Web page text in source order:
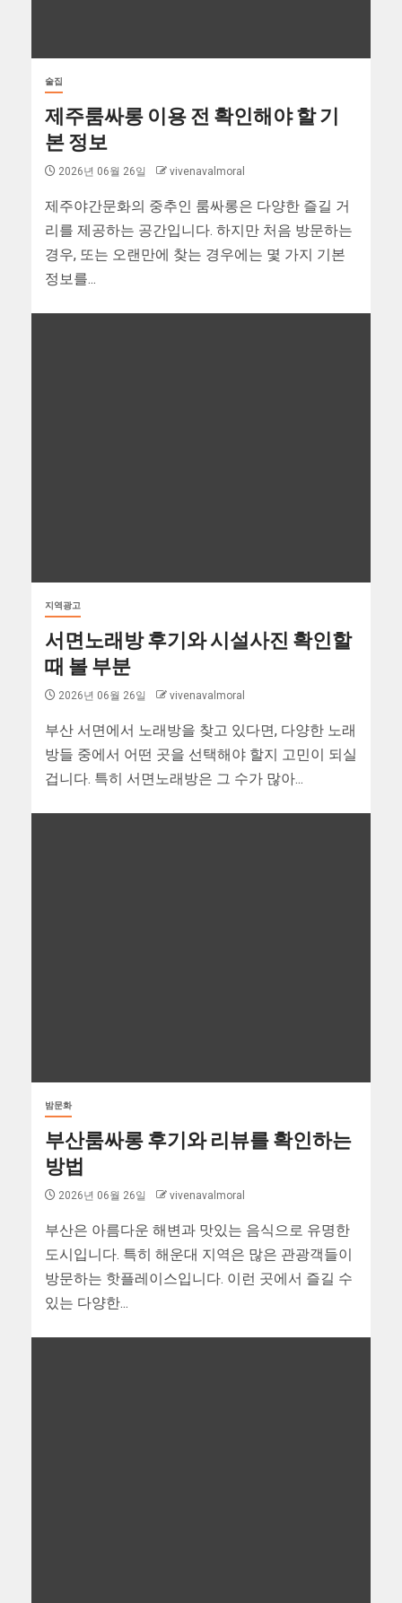
술집
제주룸싸롱 이용 전 확인해야 할 기
본 정보
2026년 06월 26일 vivenavalmoral
제주야간문화의 중추인 룸싸롱은 다양한 즐길 거
리를 제공하는 공간입니다. 하지만 처음 방문하는
경우, 또는 오랜만에 찾는 경우에는 몇 가지 기본
정보를...
지역광고
서면노래방 후기와 시설사진 확인할
때 볼 부분
2026년 06월 26일 vivenavalmoral
부산 서면에서 노래방을 찾고 있다면, 다양한 노래
방들 중에서 어떤 곳을 선택해야 할지 고민이 되실
겁니다. 특히 서면노래방은 그 수가 많아...
밤문화
부산룸싸롱 후기와 리뷰를 확인하는
방법
2026년 06월 26일 vivenavalmoral
부산은 아름다운 해변과 맛있는 음식으로 유명한
도시입니다. 특히 해운대 지역은 많은 관광객들이
방문하는 핫플레이스입니다. 이런 곳에서 즐길 수
있는 다양한...